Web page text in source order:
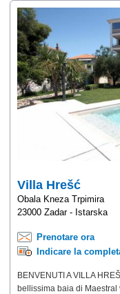
Villa Hrešć
Obala Kneza Trpimira
23000 Zadar - Istarska
Prenotare ora
Indicare la
BENVENUTI A VILLA
bellissima baia di Maestral